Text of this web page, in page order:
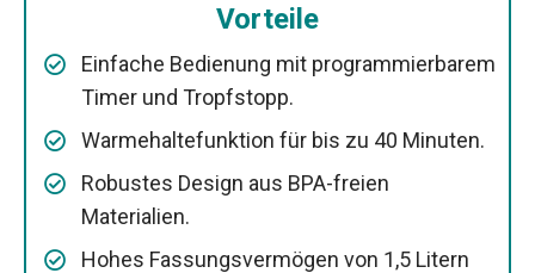
Vorteile
Einfache Bedienung mit programmierbarem
Timer und Tropfstopp.
Warmehaltefunktion für bis zu 40 Minuten.
Robustes Design aus BPA-freien
Materialien.
Hohes Fassungsvermögen von 1,5 Litern